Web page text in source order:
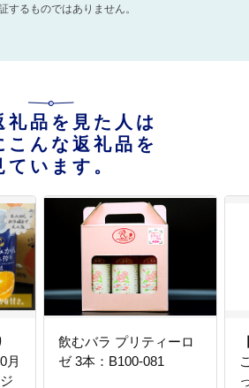
するものではありません。
礼品を見た人は
こんな返礼品を
ています。
月
飲むバラ プリティーロ
ゼ 3本：B100-081